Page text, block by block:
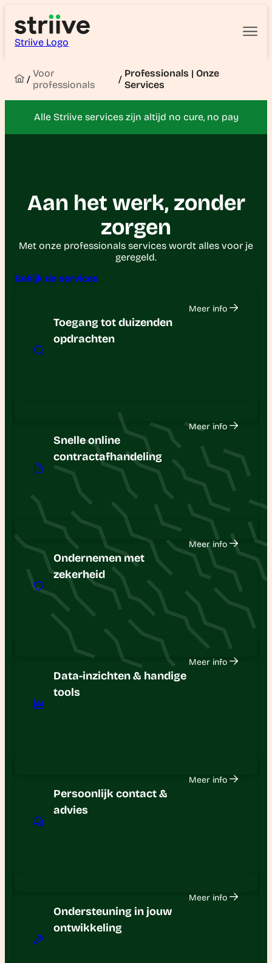
Striive Logo
/ Voor
professionals
/ Professionals | Onze
Services
Alle Striive services zijn altijd no cure, no pay
Aan het werk, zonder
zorgen
Met onze professionals services wordt alles voor je
geregeld.
Bekijk de services
Toegang tot duizenden
opdrachten
Meer info
Snelle online
contractafhandeling
Meer info
Ondernemen met
zekerheid
Meer info
Data-inzichten & handige
tools
Meer info
Persoonlijk contact &
advies
Meer info
Ondersteuning in jouw
ontwikkeling
Meer info